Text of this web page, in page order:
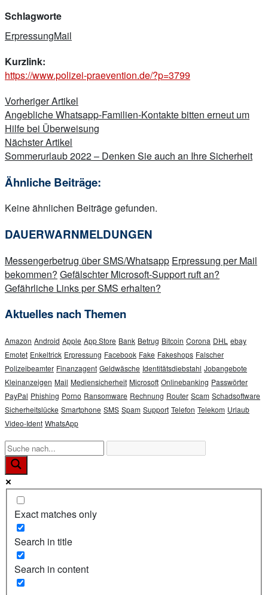
Schlagworte
ErpressungMail
Kurzlink:
https://www.polizei-praevention.de/?p=3799
Beitragsnavigation
Vorheriger Artikel
Angebliche Whatsapp-Familien-Kontakte bitten erneut um
Hilfe bei Überweisung
Nächster Artikel
Sommerurlaub 2022 – Denken Sie auch an Ihre Sicherheit
Ähnliche Beiträge:
Keine ähnlichen Beiträge gefunden.
DAUERWARNMELDUNGEN
Messengerbetrug über SMS/Whatsapp Erpressung per Mail
bekommen? Gefälschter Microsoft-Support ruft an?
Gefährliche Links per SMS erhalten?
Aktuelles nach Themen
Amazon Android Apple App Store Bank Betrug Bitcoin Corona DHL ebay
Emotet Enkeltrick Erpressung Facebook Fake Fakeshops Falscher
Polizeibeamter Finanzagent Geldwäsche Identitätsdiebstahl Jobangebote
Kleinanzeigen Mail Mediensicherheit Microsoft Onlinebanking Passwörter
PayPal Phishing Porno Ransomware Rechnung Router Scam Schadsoftware
Sicherheitslücke Smartphone SMS Spam Support Telefon Telekom Urlaub
Video-Ident WhatsApp
Exact matches only
Search in title
Search in content